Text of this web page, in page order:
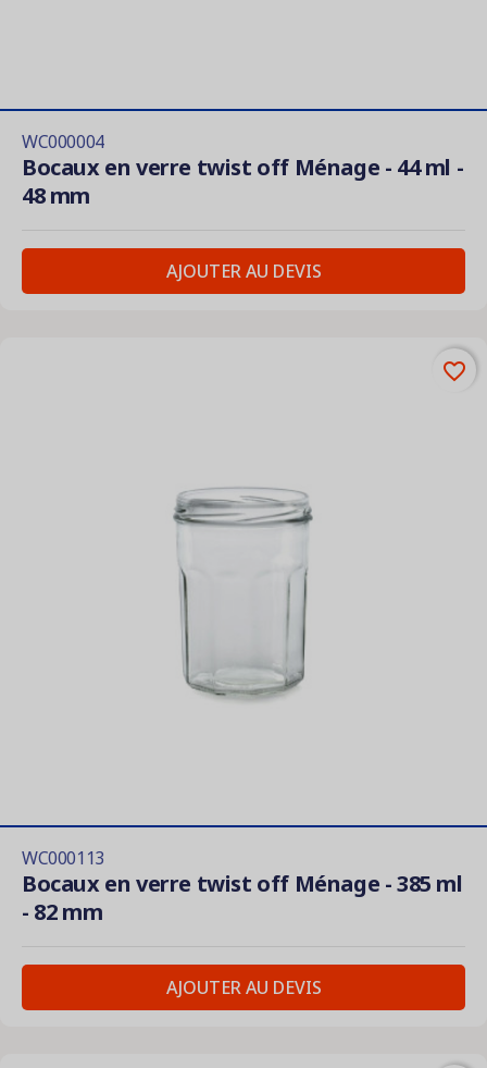
WC000004
Bocaux en verre twist off Ménage - 44 ml -
48 mm
AJOUTER AU DEVIS
WC000113
Bocaux en verre twist off Ménage - 385 ml
- 82 mm
AJOUTER AU DEVIS
favorite_border